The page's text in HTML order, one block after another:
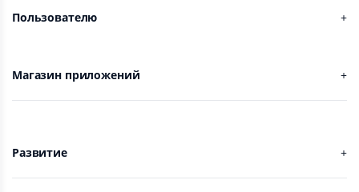
Пользователю
Магазин приложений
Развитие